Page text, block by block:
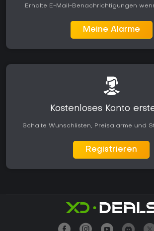
Erhalte E-Mail-Benachrichtigungen
Meine Alarme
Kostenloses Konto
Schalte Wunschlisten, Preisalarme und
Registrieren